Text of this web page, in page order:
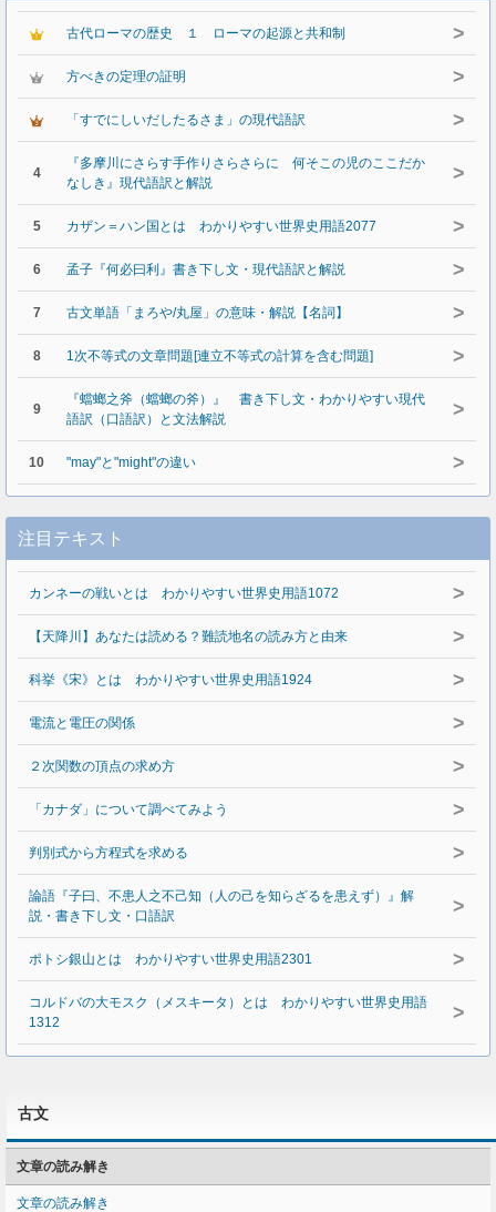
古代ローマの歴史 １ ローマの起源と共和制 >
方べきの定理の証明 >
「すでにしいだしたるさま」の現代語訳 >
4
『多摩川にさらす手作りさらさらに 何そこの児のここだか
なしき』現代語訳と解説
>
5 カザン＝ハン国とは わかりやすい世界史用語2077 >
6 孟子『何必曰利』書き下し文・現代語訳と解説 >
7 古文単語「まろや/丸屋」の意味・解説【名詞】 >
8 1次不等式の文章問題[連立不等式の計算を含む問題] >
9
『蟷螂之斧（蟷螂の斧）』 書き下し文・わかりやすい現代
語訳（口語訳）と文法解説
>
10 "may"と"might"の違い >
注目テキスト
カンネーの戦いとは わかりやすい世界史用語1072 >
【天降川】あなたは読める？難読地名の読み方と由来 >
科挙《宋》とは わかりやすい世界史用語1924 >
電流と電圧の関係 >
２次関数の頂点の求め方 >
「カナダ」について調べてみよう >
判別式から方程式を求める >
論語『子曰、不患人之不己知（人の己を知らざるを患えず）』解
説・書き下し文・口語訳
>
ポトシ銀山とは わかりやすい世界史用語2301 >
コルドバの大モスク（メスキータ）とは わかりやすい世界史用語
1312
>
古文
文章の読み解き
文章の読み解き